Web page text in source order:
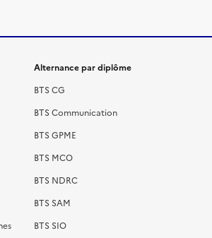
Alternance par diplôme
BTS CG
BTS Communication
BTS GPME
BTS MCO
BTS NDRC
BTS SAM
BTS SIO